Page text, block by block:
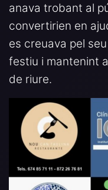
anava trobant al
convertirien en
es creuava pel
festiu i mantenint
de riure.